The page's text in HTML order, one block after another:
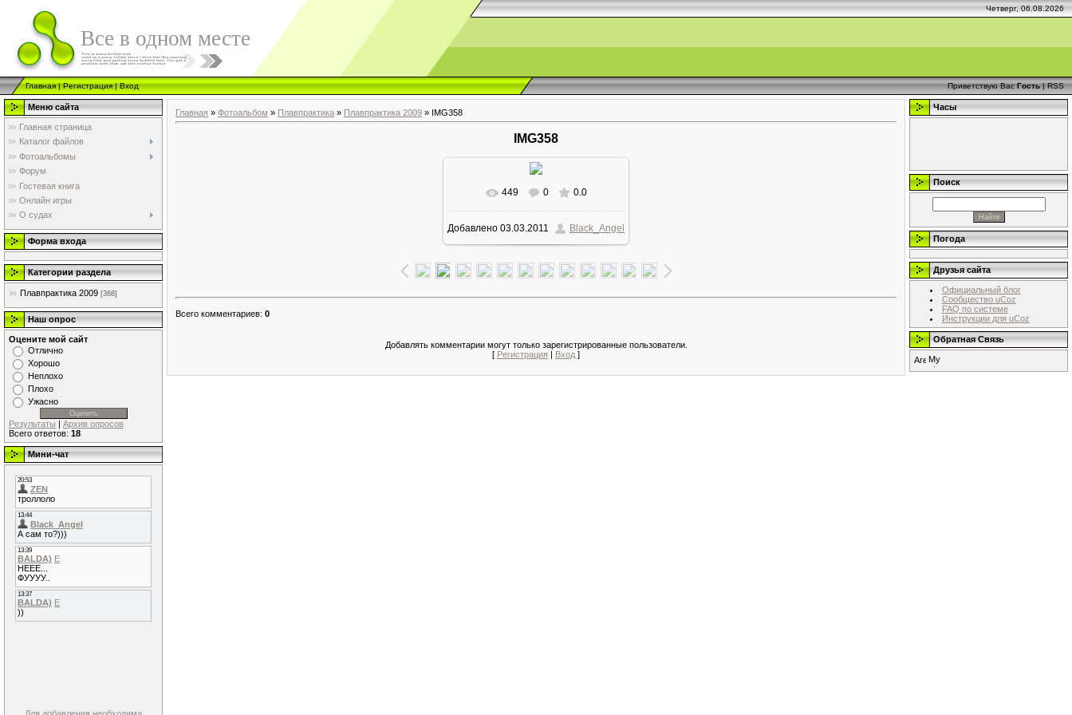
Четверг, 06.08.2026
Все в одном месте
Главная|Регистрация|Вход Приветствую Вас Гость|RSS
Меню сайта
Главная страница
Каталог файлов
Фотоальбомы
Форум
Гостевая книга
Онлайн игры
О судах
Форма входа
Категории раздела
Плавпрактика 2009 [368]
Наш опрос
Оцените мой сайт
Отлично
Хорошо
Неплохо
Плохо
Ужасно
Результаты | Архив опросов
Всего ответов: 18
Мини-чат
Главная » Фотоальбом » Плавпрактика » Плавпрактика 2009 » IMG358
IMG358
449 0 0.0
Добавлено 03.03.2011 Black_Angel
Всего комментариев: 0
Добавлять комментарии могут только зарегистрированные пользователи.
[ Регистрация | Вход ]
Часы
Поиск
Погода
Друзья сайта
Официальный блог
Сообщество uCoz
FAQ по системе
Инструкции для uCoz
Обратная Связь